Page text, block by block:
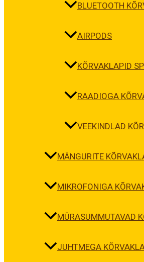
BLUETOOTH
AIRPODS
KÕRVAKLAPID
RAADIOGA
VEEKINDLAD
MÄNGURITE
MIKROFONIGA
MÜRASUMMUTAVAD
JUHTMEGA